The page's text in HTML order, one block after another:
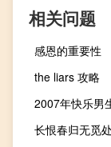
相关问题
感恩的重要性
the liars 攻略
2007年快乐男
长恨春归无觅